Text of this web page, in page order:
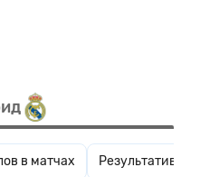
в матчах